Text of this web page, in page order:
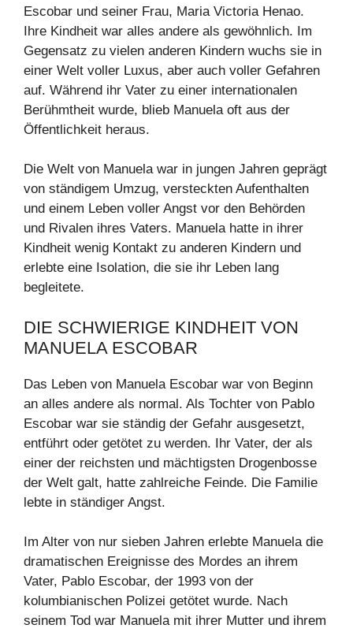
Escobar und seiner Frau, Maria Victoria Henao.
Ihre Kindheit war alles andere als gewöhnlich. Im
Gegensatz zu vielen anderen Kindern wuchs sie in
einer Welt voller Luxus, aber auch voller Gefahren
auf. Während ihr Vater zu einer internationalen
Berühmtheit wurde, blieb Manuela oft aus der
Öffentlichkeit heraus.
Die Welt von Manuela war in jungen Jahren geprägt
von ständigem Umzug, versteckten Aufenthalten
und einem Leben voller Angst vor den Behörden
und Rivalen ihres Vaters. Manuela hatte in ihrer
Kindheit wenig Kontakt zu anderen Kindern und
erlebte eine Isolation, die sie ihr Leben lang
begleitete.
DIE SCHWIERIGE KINDHEIT VON
MANUELA ESCOBAR
Das Leben von Manuela Escobar war von Beginn
an alles andere als normal. Als Tochter von Pablo
Escobar war sie ständig der Gefahr ausgesetzt,
entführt oder getötet zu werden. Ihr Vater, der als
einer der reichsten und mächtigsten Drogenbosse
der Welt galt, hatte zahlreiche Feinde. Die Familie
lebte in ständiger Angst.
Im Alter von nur sieben Jahren erlebte Manuela die
dramatischen Ereignisse des Mordes an ihrem
Vater, Pablo Escobar, der 1993 von der
kolumbianischen Polizei getötet wurde. Nach
seinem Tod war Manuela mit ihrer Mutter und ihrem